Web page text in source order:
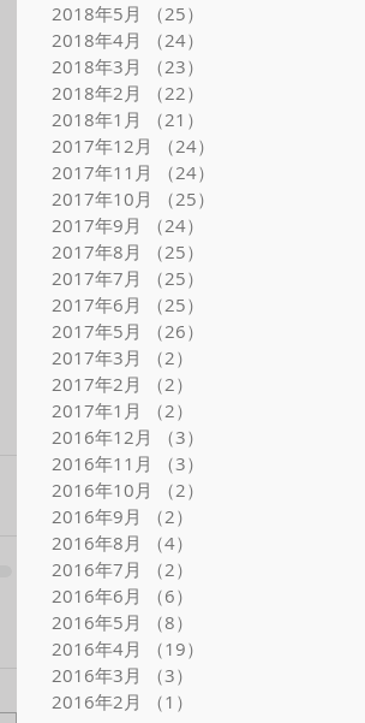
2018年5月
（25）
2018年4月
（24）
2018年3月
（23）
2018年2月
（22）
2018年1月
（21）
2017年12月
（24）
2017年11月
（24）
2017年10月
（25）
2017年9月
（24）
2017年8月
（25）
2017年7月
（25）
2017年6月
（25）
2017年5月
（26）
2017年3月
（2）
2017年2月
（2）
2017年1月
（2）
2016年12月
（3）
2016年11月
（3）
2016年10月
（2）
2016年9月
（2）
2016年8月
（4）
2016年7月
（2）
2016年6月
（6）
2016年5月
（8）
2016年4月
（19）
2016年3月
（3）
2016年2月
（1）